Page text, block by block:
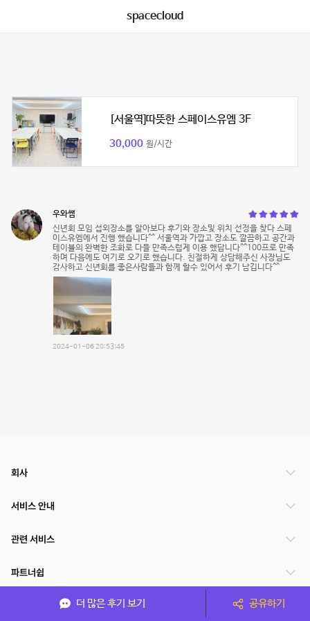
spacecloud
[서울역]따뜻한 스페이스유엠 3F
30,000 원/시간
우와쌤
신년회 모임 섭외장소를 알아보다 후기와 장소및 위치 선정을 찾다 스페
이스유엠에서 진행 했습니다^^ 서울역과 가깝고 장소도 깔끔하고 공간과
테이블의 완벽한 조화로 다들 만족스럽게 이용 했답니다^^100프로 만족
하며 다음에도 여기로 오기로 했습니다. 친절하게 상담해주신 사장님도
감사하고 신년회를 좋은사람들과 함께 할수 있어서 후기 남깁니다^^
2024-01-06 20:53:45
더 많은 후기 보기 공유하기
회사
서비스 안내
관련 서비스
파트너쉽
서비스 제공 국가